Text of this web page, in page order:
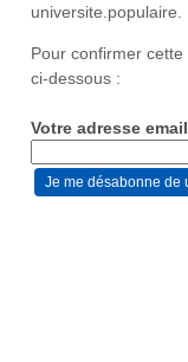
universite.populaire.
Pour confirmer
ci-dessous :
Votre adresse